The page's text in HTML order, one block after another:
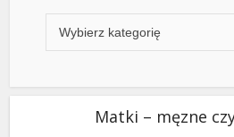
Matki – męzne